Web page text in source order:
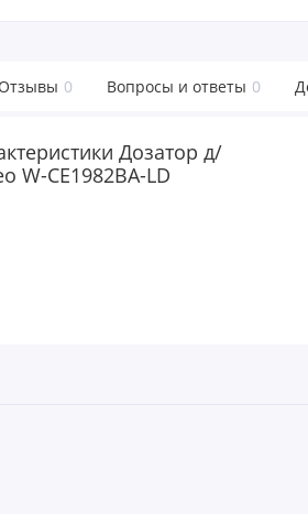
Отзывы 0 Вопросы и ответы 0
Дозатор д/
W-CE1982BA-LD